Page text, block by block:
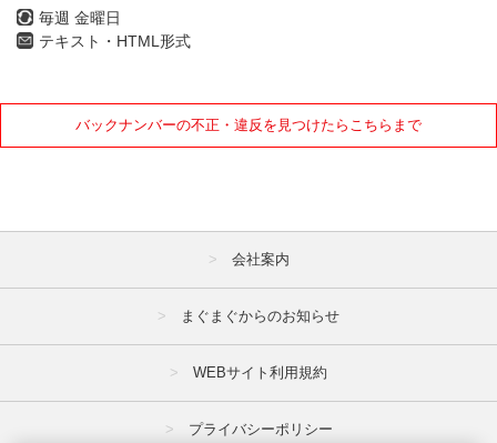
毎週 金曜日
テキスト・HTML形式
バックナンバーの不正・違反を見つけたらこちらまで
4月
7月
2021年
4月 5月 6月
11月
会社案内
まぐまぐからのお知らせ
WEBサイト利用規約
プライバシーポリシー